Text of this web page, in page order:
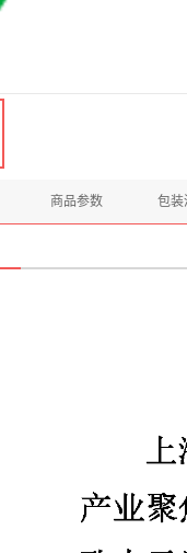
商品参数 包装